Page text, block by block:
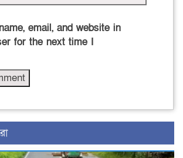
email, and website in
for the next time I